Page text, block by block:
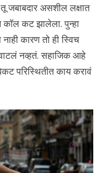
जबाबदार असशील लक्षात
कॉल कट झालेला. पुन्हा
कारण तो ही स्विच
नव्हतं. सहाजिक आहे
परिस्थितीत काय करावं